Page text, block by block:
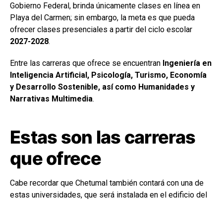
Gobierno Federal, brinda únicamente clases en línea en
Playa del Carmen; sin embargo, la meta es que pueda
ofrecer clases presenciales a partir del ciclo escolar
2027-2028.
Entre las carreras que ofrece se encuentran Ingeniería en
Inteligencia Artificial, Psicología, Turismo, Economía
y Desarrollo Sostenible, así como Humanidades y
Narrativas Multimedia.
Estas son las carreras
que ofrece
Cabe recordar que Chetumal también contará con una de
estas universidades, que será instalada en el edificio del